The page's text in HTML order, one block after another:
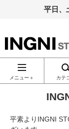
平日、
INGNI（
グ）公式
販｜
STORE
メニュー＋ カテ
平素よりINGNI